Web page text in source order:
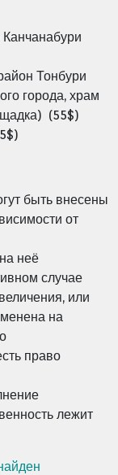
Тонбури
города, храм
(55$)
быть внесены
от
неё
случае
или
на
право
лежит